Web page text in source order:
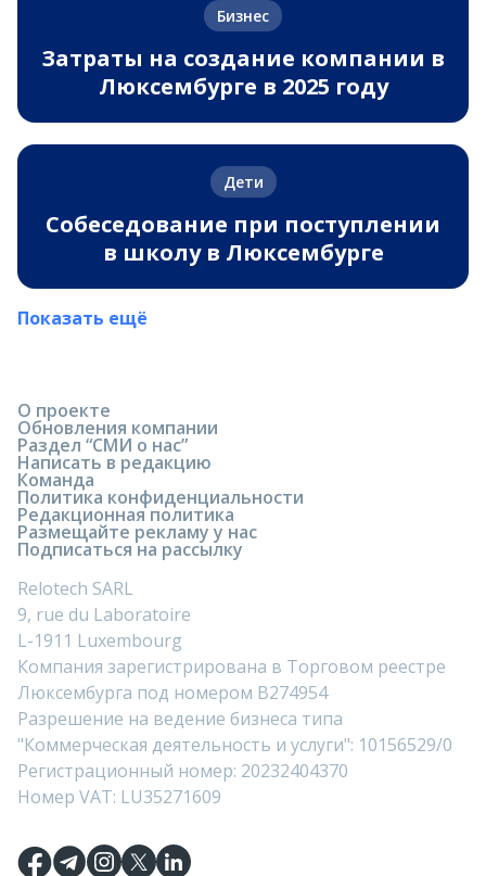
Бизнес
Затраты на создание компании в
Люксембурге в 2025 году
Дети
Собеседование при поступлении
в школу в Люксембурге
Показать ещё
О проекте
Обновления компании
Раздел “СМИ о нас”
Написать в редакцию
Команда
Политика конфиденциальности
Редакционная политика
Размещайте рекламу у нас
Подписаться на рассылку
Relotech SARL
9, rue du Laboratoire
L-1911 Luxembourg
Компания зарегистрирована в Торговом реестре
Люксембурга под номером B274954
Разрешение на ведение бизнеса типа
"Коммерческая деятельность и услуги": 10156529/0
Регистрационный номер: 20232404370
Номер VAT: LU35271609